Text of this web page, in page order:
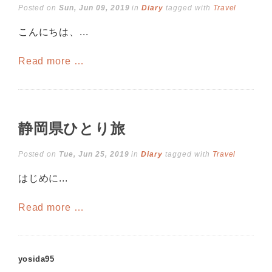
Posted onSun, Jun 09, 2019 inDiary tagged with Travel
こんにちは、...
Read more …
静岡県ひとり旅
Posted on Tue, Jun 25, 2019 inDiary tagged with Travel
はじめに...
Read more …
yosida95